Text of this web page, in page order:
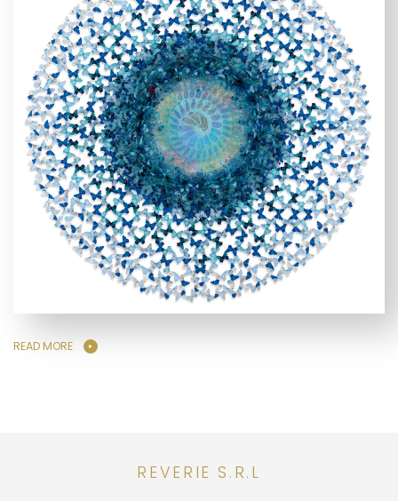
READ MORE
REVERIE S.R.L